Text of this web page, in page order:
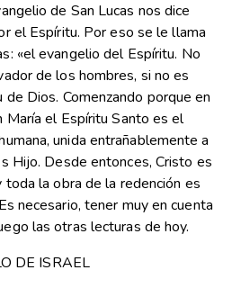
de San Lucas nos dice
el Espíritu. Por eso se le llama
«el evangelio del Espíritu. No
de los hombres, si no es
Dios. Comenzando porque en
María el Espíritu Santo es el
unida entrañablemente a
Hijo. Desde entonces, Cristo es
la obra de la redención es
necesario, tener muy en cuenta
las otras lecturas de hoy.
DE ISRAEL